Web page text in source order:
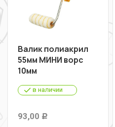
Валик полиакрил
55мм МИНИ ворс
10мм
в наличии
93,00 Р